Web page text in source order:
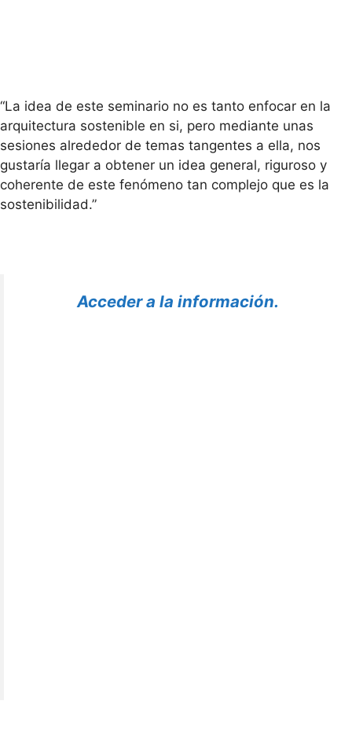
“La idea de este seminario no es tanto enfocar en la
arquitectura sostenible en si, pero mediante unas
sesiones alrededor de temas tangentes a ella, nos
gustaría llegar a obtener un idea general, riguroso y
coherente de este fenómeno tan complejo que es la
sostenibilidad.”
Acceder a la información.